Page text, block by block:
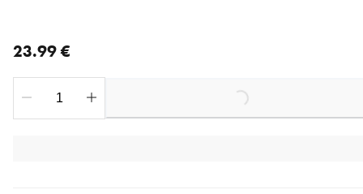
23.99 €
Loading...